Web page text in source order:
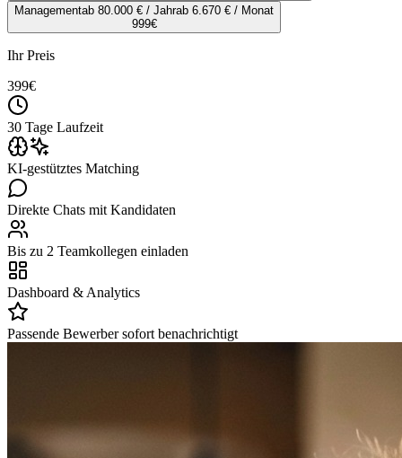
Managementab 80.000 € / Jahrab 6.670 € / Monat
999€
Ihr Preis
399€
30 Tage Laufzeit
KI-gestütztes Matching
Direkte Chats mit Kandidaten
Bis zu 2 Teamkollegen einladen
Dashboard & Analytics
Passende Bewerber sofort benachrichtigt